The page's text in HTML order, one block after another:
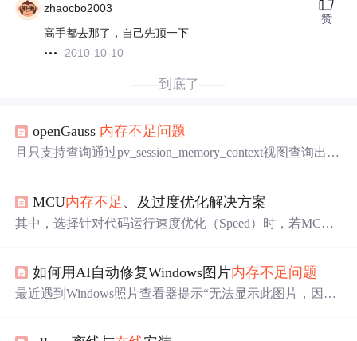
zhaocbo2003
高手都去那了，自己先顶一下
2010-10-10
赞
——到底了——
openGauss 内存不足 问题
且只支持查询通过pv_session_memory_context视图查询出来
pg_shared_memory_detail视图查询出来的内存上下文，入参
为内存上下文名称（即pg_shared_memory_detail返回结果的
MCU内存不足 、及过度优化解决方案
其中，选择针对代码运行速度优化（Speed）时，若MCU
的代码执行速度。在高等级编译优化时，可以选择项目的
编译优化倾向，针对代码大小优化（Size）、针对代码运
如何用AI自动修复Windows图片内存不足 问题
最近遇到Windows照片查看器提示“无法显示此图片，因为